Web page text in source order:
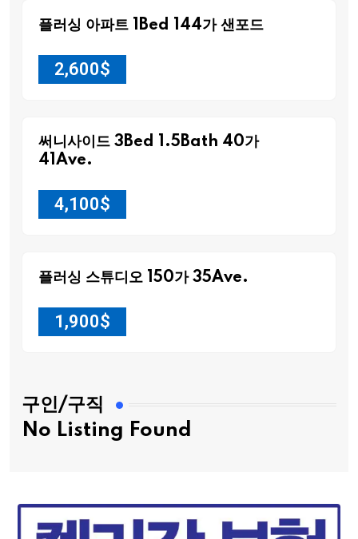
플러싱 아파트 1Bed 144가 샌포드
2,600$
써니사이드 3Bed 1.5Bath 40가
41Ave.
4,100$
플러싱 스튜디오 150가 35Ave.
1,900$
구인/구직
No Listing Found